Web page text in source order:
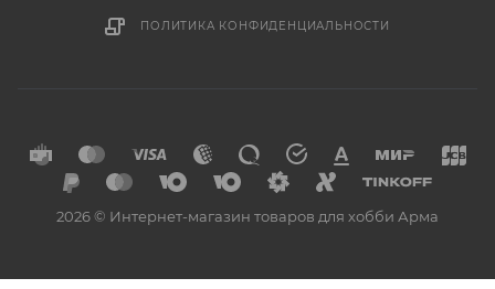
ПОЛИТИКА КОНФИДЕНЦИАЛЬНОСТИ
2026 © Интернет-магазин товаров для хобби Арма